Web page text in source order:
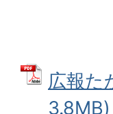
広報た
3.8MB)